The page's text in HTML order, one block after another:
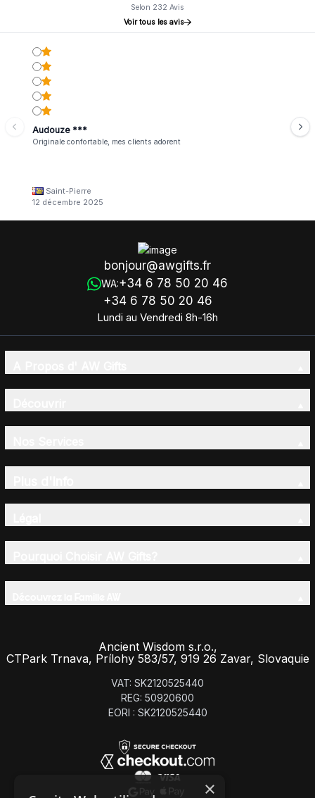
Selon 232 Avis
Voir tous les avis
Audouze ***
Originale confortable, mes clients adorent
Saint-Pierre
12 décembre 2025
bonjour@awgifts.fr
WA:+34 6 78 50 20 46
+34 6 78 50 20 46
Lundi au Vendredi 8h-16h
Ancient Wisdom s.r.o.,
CTPark Trnava, Prílohy 583/57, 919 26 Zavar, Slovaquie
VAT: SK2120525440
REG: 50920600
EORI : SK2120525440
×